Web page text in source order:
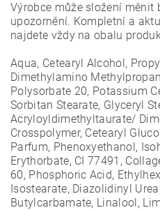
Výrobce může složení měnit
upozornění. Kompletní a
najdete vždy na obalu
Aqua, Cetearyl Alcohol,
Dimethylamino
Polysorbate 20, Potassium
Sorbitan Stearate, Glyceryl
Acryloyldimethyltaurate/
Crosspolymer, Cetearyl
Parfum, Phenoxyethanol,
Erythorbate, CI 77491,
60, Phosphoric Acid,
Isostearate, Diazolidinyl
Butylcarbamate, Linalool,